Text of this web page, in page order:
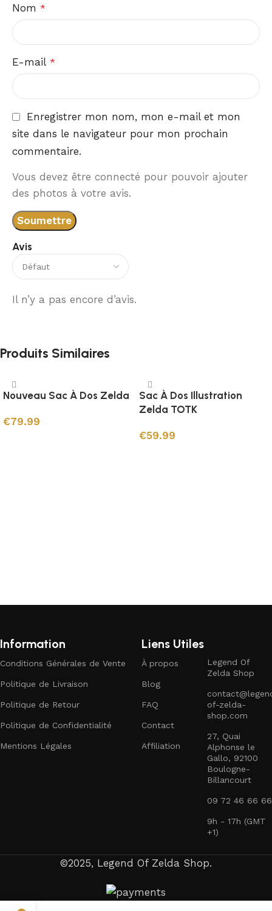
Avis
Il n’y a pas encore d’avis.
Nom *
E-mail *
Enregistrer mon nom, mon e-mail et mon
site dans le navigateur pour mon prochain
commentaire.
Vous devez être connecté pour pouvoir ajouter
des photos à votre avis.
Produits Similaires
Nouveau Sac À Dos Zelda
€79.99
Sac À Dos Illustration
Zelda TOTK
€59.99
Information
Conditions Générales de Vente
Politique de Livraison
Politique de Retour
Politique de Confidentialité
Mentions Légales
Liens Utiles
À propos
Blog
FAQ
Contact
Affiliation
Legend Of
Zelda Shop
of-zelda-
shop.com
27, Quai
Alphonse le
Gallo, 92100
Boulogne-
Billancourt
09 72 46 66 66
9h - 17h (GMT
+1)
©2025, Legend Of Zelda Shop.